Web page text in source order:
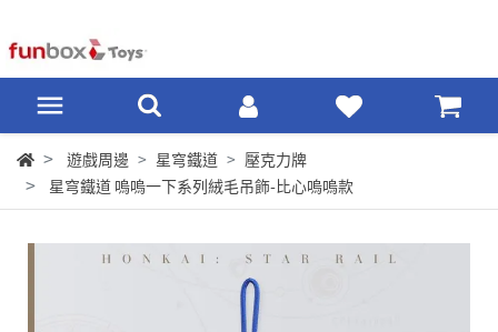
遊戲周邊 星穹鐵道
壓克力牌
星穹鐵道 嗚嗚一下系列絨毛吊飾-比心嗚嗚款